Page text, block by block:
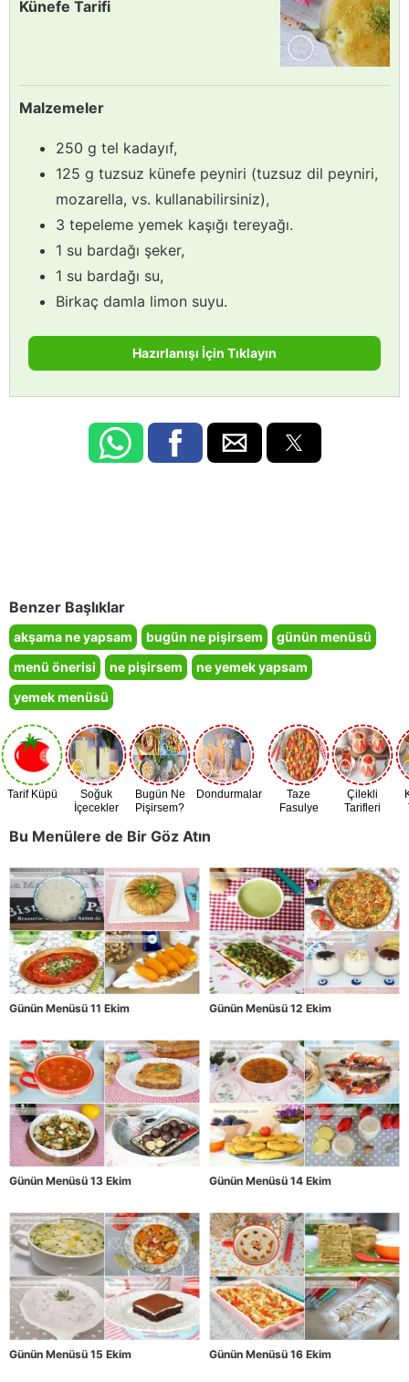
Künefe Tarifi
Malzemeler
250 g tel kadayıf,
125 g tuzsuz künefe peyniri (tuzsuz dil peyniri,
mozarella, vs. kullanabilirsiniz),
3 tepeleme yemek kaşığı tereyağı.
1 su bardağı şeker,
1 su bardağı su,
Birkaç damla limon suyu.
Hazırlanışı İçin Tıklayın
Benzer Başlıklar
akşama ne yapsam bugün ne pişirsem
günün menüsü
menü önerisi
ne pişirsem
ne yemek yapsam
yemek menüsü
Tarif Küpü
Soğuk
İçecekler
Bugün Ne
Pişirsem?
Dondurmalar
Taze
Fasulye
Çilekli
Tarifleri
Bu Menülere de Bir Göz Atın
Günün Menüsü 11 Ekim Günün Menüsü 12 Ekim
Günün Menüsü 13 Ekim Günün Menüsü 14 Ekim
Günün Menüsü 15 Ekim Günün Menüsü 16 Ekim